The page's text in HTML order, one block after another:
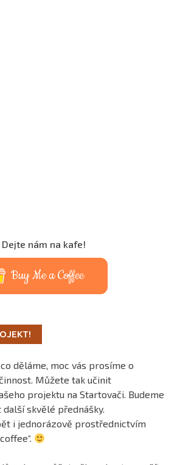
Dejte nám na kafe!
Buy Me a Coffee
děláme, moc vás prosíme o
Můžete tak učinit
projektu na Startovači. Budeme
skvělé přednášky.
i jednorázově prostřednictvím